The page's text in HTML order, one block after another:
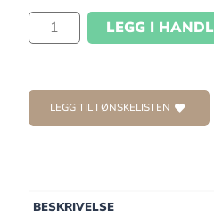
LEGG I
LEGG TIL I ØNSKELISTEN
BESKRIVELSE